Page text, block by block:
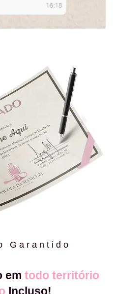
Garantido
em todo território
Incluso!